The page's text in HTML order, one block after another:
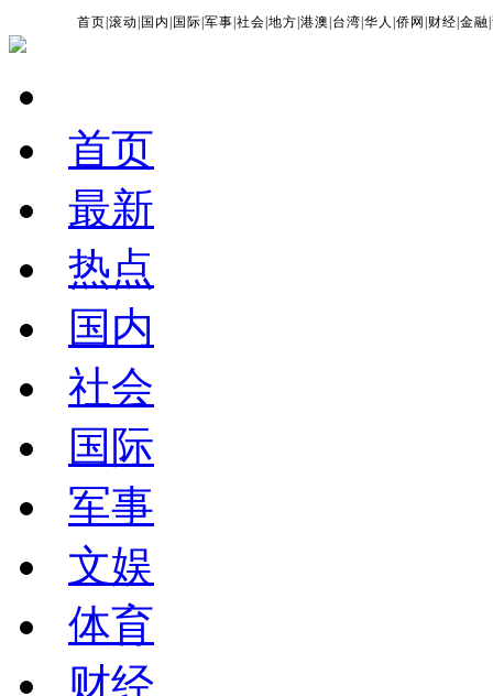
首页 |滚动 国内 国际 |军事 |社会 |地方 |港澳 台湾 |华人 |侨网 财经 |金融 |
首页
最新
热点
国内
社会
国际
军事
文娱
体育
财经